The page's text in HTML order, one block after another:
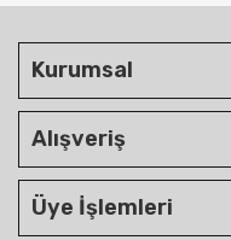
Kurumsal
Alışveriş
Üye İşlemleri